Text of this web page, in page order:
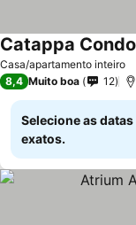
Casa/apartamento inteiro
Catappa Condo
8,4 Muito boa 12
Selecione as
exatos.